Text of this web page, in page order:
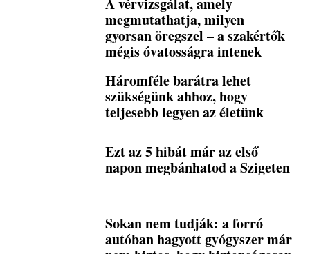
megmutathatja, milyen
gyorsan öregszel – a szakértők
mégis óvatosságra intenek
Háromféle barátra lehet
szükségünk ahhoz, hogy
teljesebb legyen az életünk
Ezt az 5 hibát már az első
napon megbánhatod a Szigeten
Sokan nem tudják: a forró
autóban hagyott gyógyszer már